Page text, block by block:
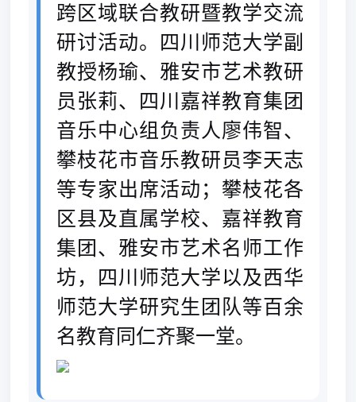
跨区域联合教研暨教学交流
研讨活动。
四川师范大学副
教授杨瑜、雅安市艺术教研
员 张莉、四川嘉祥教育集团
音乐中心组负责人廖伟智、
攀枝花市音乐教研员李天志
等专家出席活动； 攀枝花各
区县及直属学校、嘉祥教育
集团、雅安市艺术名师工作
坊，
四 川 师范大学以及西华
师范大学研究生团队等百余
名教育同仁齐聚一堂。